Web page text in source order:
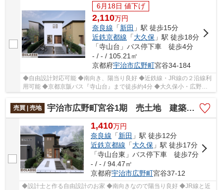
6月18日 値下げ
2,110万円
奈良線 「新田 」駅 徒歩15分
近鉄京都線 「大久保」駅 徒歩18分
「寺山台」バス停下車 徒歩4分
- / - / 105.21㎡
京都府宇治市広野町宮谷34-184
◆自由設計対応可能 ◆南向き、陽当り良好 ◆近鉄線・JR線の２沿線利
用可能 ◆京都京阪バス『寺山台』まで徒歩約4分 ◆大久保小・広野中
売買 | 売地
宇治市広野町宮谷1期 売土地 建築条件付き
1,410万円
奈良線 「新田 」駅 徒歩12分
近鉄京都線 「大久保 」駅 徒歩17分
「寺山台東」バス停下車 徒歩7分
- / - / 94.47㎡
京都府宇治市広野町宮谷37-12
◆設計士と作る自由設計のお家 ◆南向きなので陽当り良好 ◆JR線と近